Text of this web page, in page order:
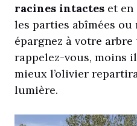
racines intactes et
les parties abîmées ou
épargnez à votre
rappelez-vous, moins
mieux l’olivier
lumière.